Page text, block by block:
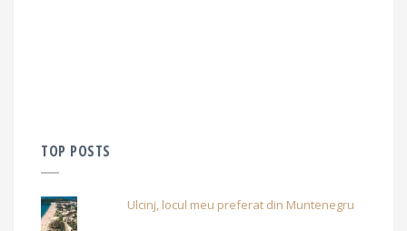
TOP POSTS
Ulcinj, locul meu preferat din Muntenegru